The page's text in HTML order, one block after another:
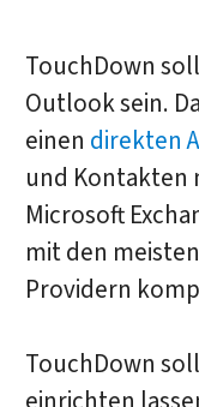
TouchDown
Outlook sein.
einen direkten
und Kontakten
Microsoft
mit den
Providern
TouchDown